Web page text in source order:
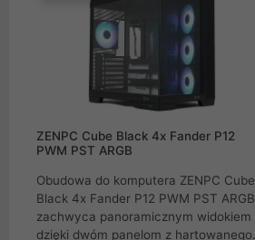
ZENPC Cube Black 4x Fander P12
PWM PST ARGB
Obudowa do komputera ZENPC Cube
Black 4x Fander P12 PWM PST ARGB
zachwyca panoramicznym widokiem
dzięki dwóm panelom z hartowanego